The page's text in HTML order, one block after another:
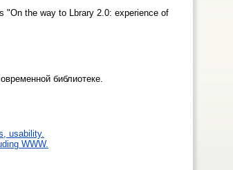
"On the way to Lbrary 2.0: experience of
библиотеке.
usability.
WWW.